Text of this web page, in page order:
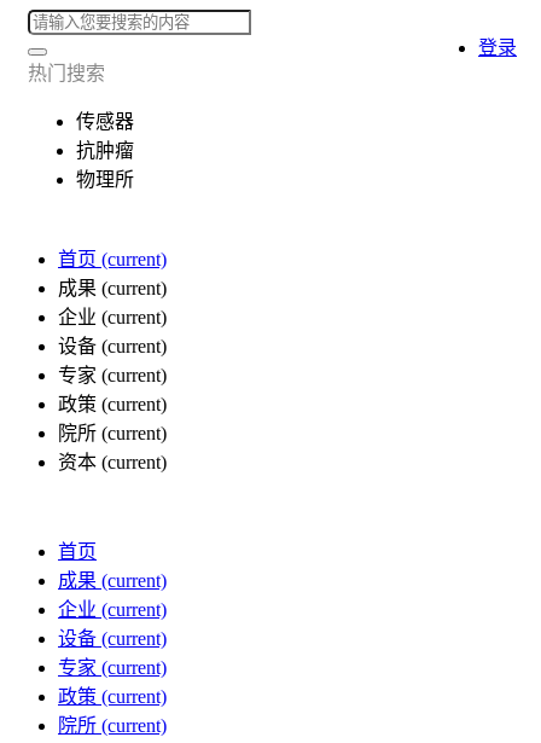
热门搜索
传感器
抗肿瘤
物理所
首页 (current)
成果 (current)
企业 (current)
设备 (current)
专家 (current)
政策 (current)
院所 (current)
资本 (current)
登录
首页
成果 (current)
企业 (current)
设备 (current)
专家 (current)
政策 (current)
院所 (current)